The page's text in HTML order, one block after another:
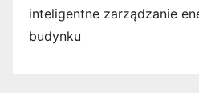
inteligentne zarządzanie
budynku